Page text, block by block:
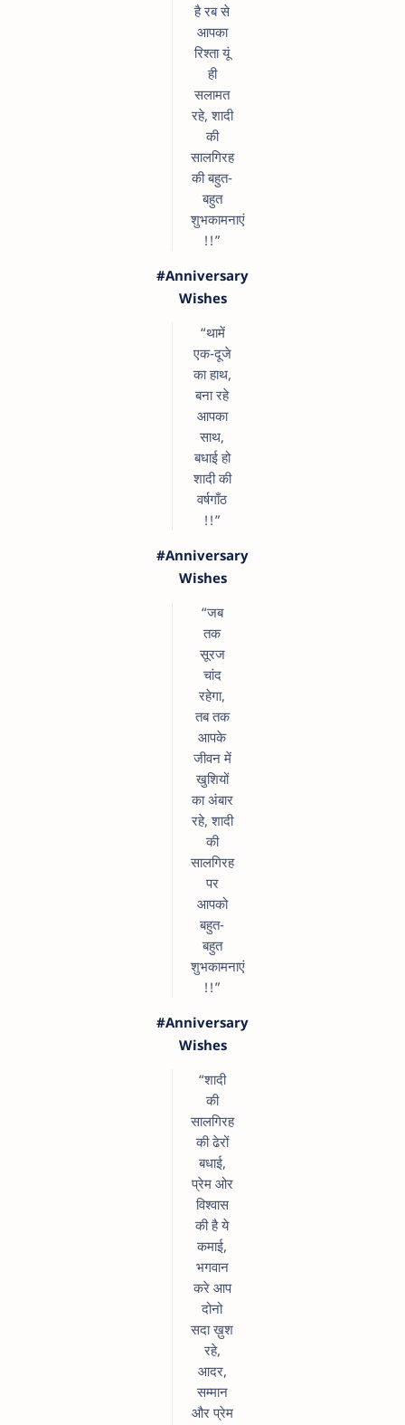
है रब से
आपका
रिश्ता यूं
ही
सलामत
रहे, शादी
की
सालगिरह
की बहुत-
बहुत
शुभकामनाएं
!!”
#Anniversary
Wishes
“थामें
एक-दूजे
का हाथ,
बना रहे
आपका
साथ,
बधाई हो
शादी की
वर्षगाँठ
!!”
#Anniversary
Wishes
“जब
तक
सूरज
चांद
रहेगा,
तब तक
आपके
जीवन में
खुशियों
का अंबार
रहे, शादी
की
सालगिरह
पर
आपको
बहुत-
बहुत
शुभकामनाएं
!!”
#Anniversary
Wishes
“शादी
की
सालगिरह
की ढेरों
बधाई,
प्रेम ओर
विश्वास
की है ये
कमाई,
भगवान
करे आप
दोनो
सदा ख़ुश
रहे,
आदर,
सम्मान
और प्रेम